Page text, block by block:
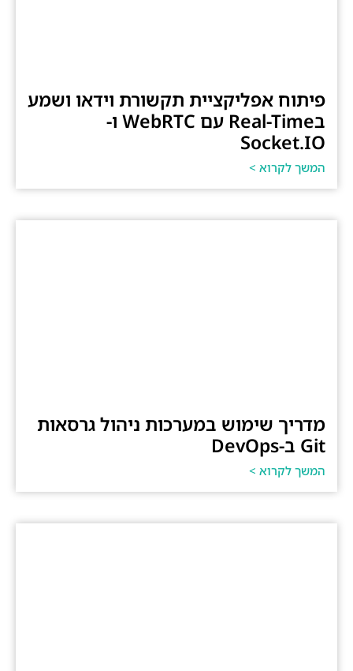
פיתוח אפליקציית תקשורת וידאו ושמע
בReal-Time עם WebRTC ו-
Socket.IO
המשך לקרוא >
מדריך שימוש במערכות ניהול גרסאות
Git ב-DevOps
המשך לקרוא >